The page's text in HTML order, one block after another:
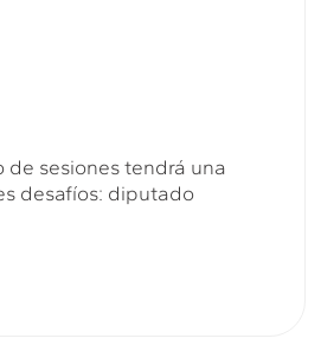
de sesiones tendrá una
desafíos: diputado